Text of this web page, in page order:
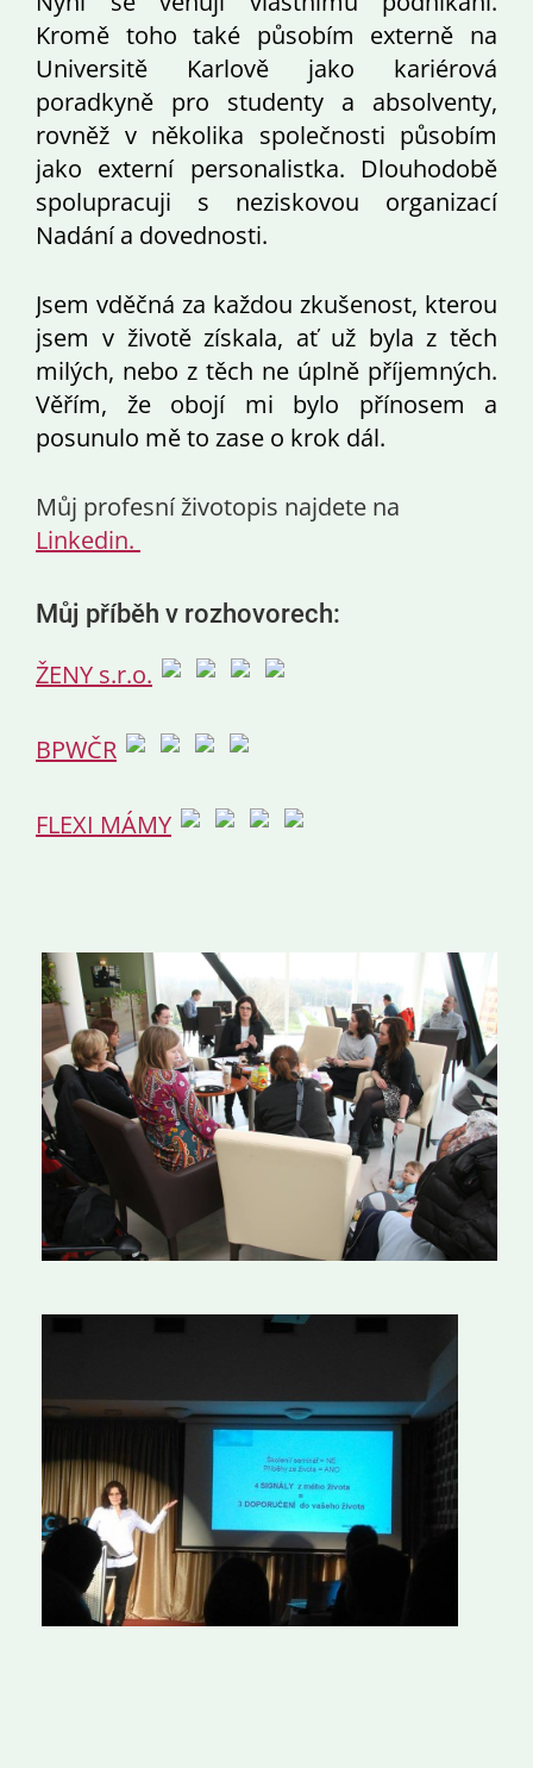
Kromě toho také působím externě na
Universitě Karlově jako kariérová
poradkyně pro studenty a absolventy,
rovněž v několika společnosti působím
jako externí personalistka. Dlouhodobě
spolupracuji s neziskovou organizací
Nadání a dovednosti.
Jsem vděčná za každou zkušenost, kterou
jsem v životě získala, ať už byla z těch
milých, nebo z těch ne úplně příjemných.
Věřím, že obojí mi bylo přínosem a
posunulo mě to zase o krok dál.
Můj profesní životopis najdete na
Linkedin.
Můj příběh v rozhovorech:
ŽENY s.r.o.
BPWČR
FLEXI MÁMY